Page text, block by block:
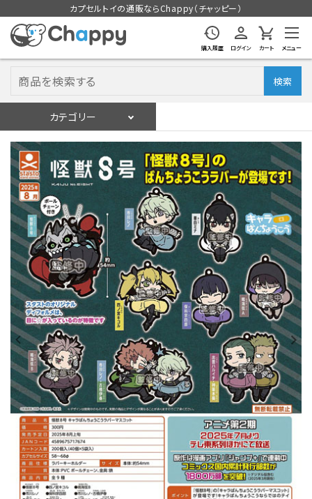
カプセルトイの通販ならChappy（チャッピー）
購入履歴 ログイン カート メニュー
検索
カテゴリー
会員登録
入荷スケジュールをチェック
カプセルトイマシン本体
カプセルトイ
販促用空カプセル
レンタル
景品・玩具・文具
販促用カプセルトイ
よくあるご質問